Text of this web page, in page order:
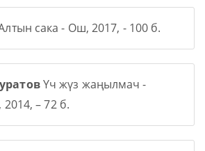
сака - Ош, 2017, - 100 б.
Үч жүз жаңылмач -
– 72 б.